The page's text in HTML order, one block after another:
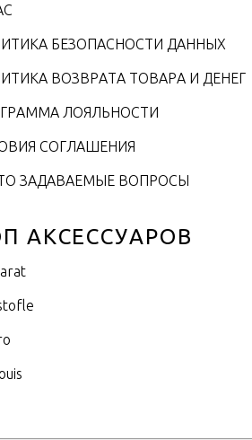
БЕЗОПАСНОСТИ ДАННЫХ
ВОЗВРАТА ТОВАРА И ДЕНЕГ
ЛОЯЛЬНОСТИ
СОГЛАШЕНИЯ
ЗАДАВАЕМЫЕ ВОПРОСЫ
АКСЕССУАРОВ